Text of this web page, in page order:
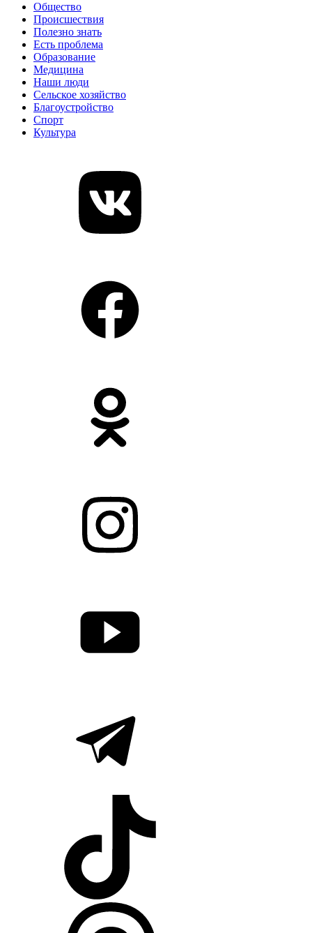
Общество
Происшествия
Полезно знать
Есть проблема
Образование
Медицина
Наши люди
Сельское хозяйство
Благоустройство
Спорт
Культура